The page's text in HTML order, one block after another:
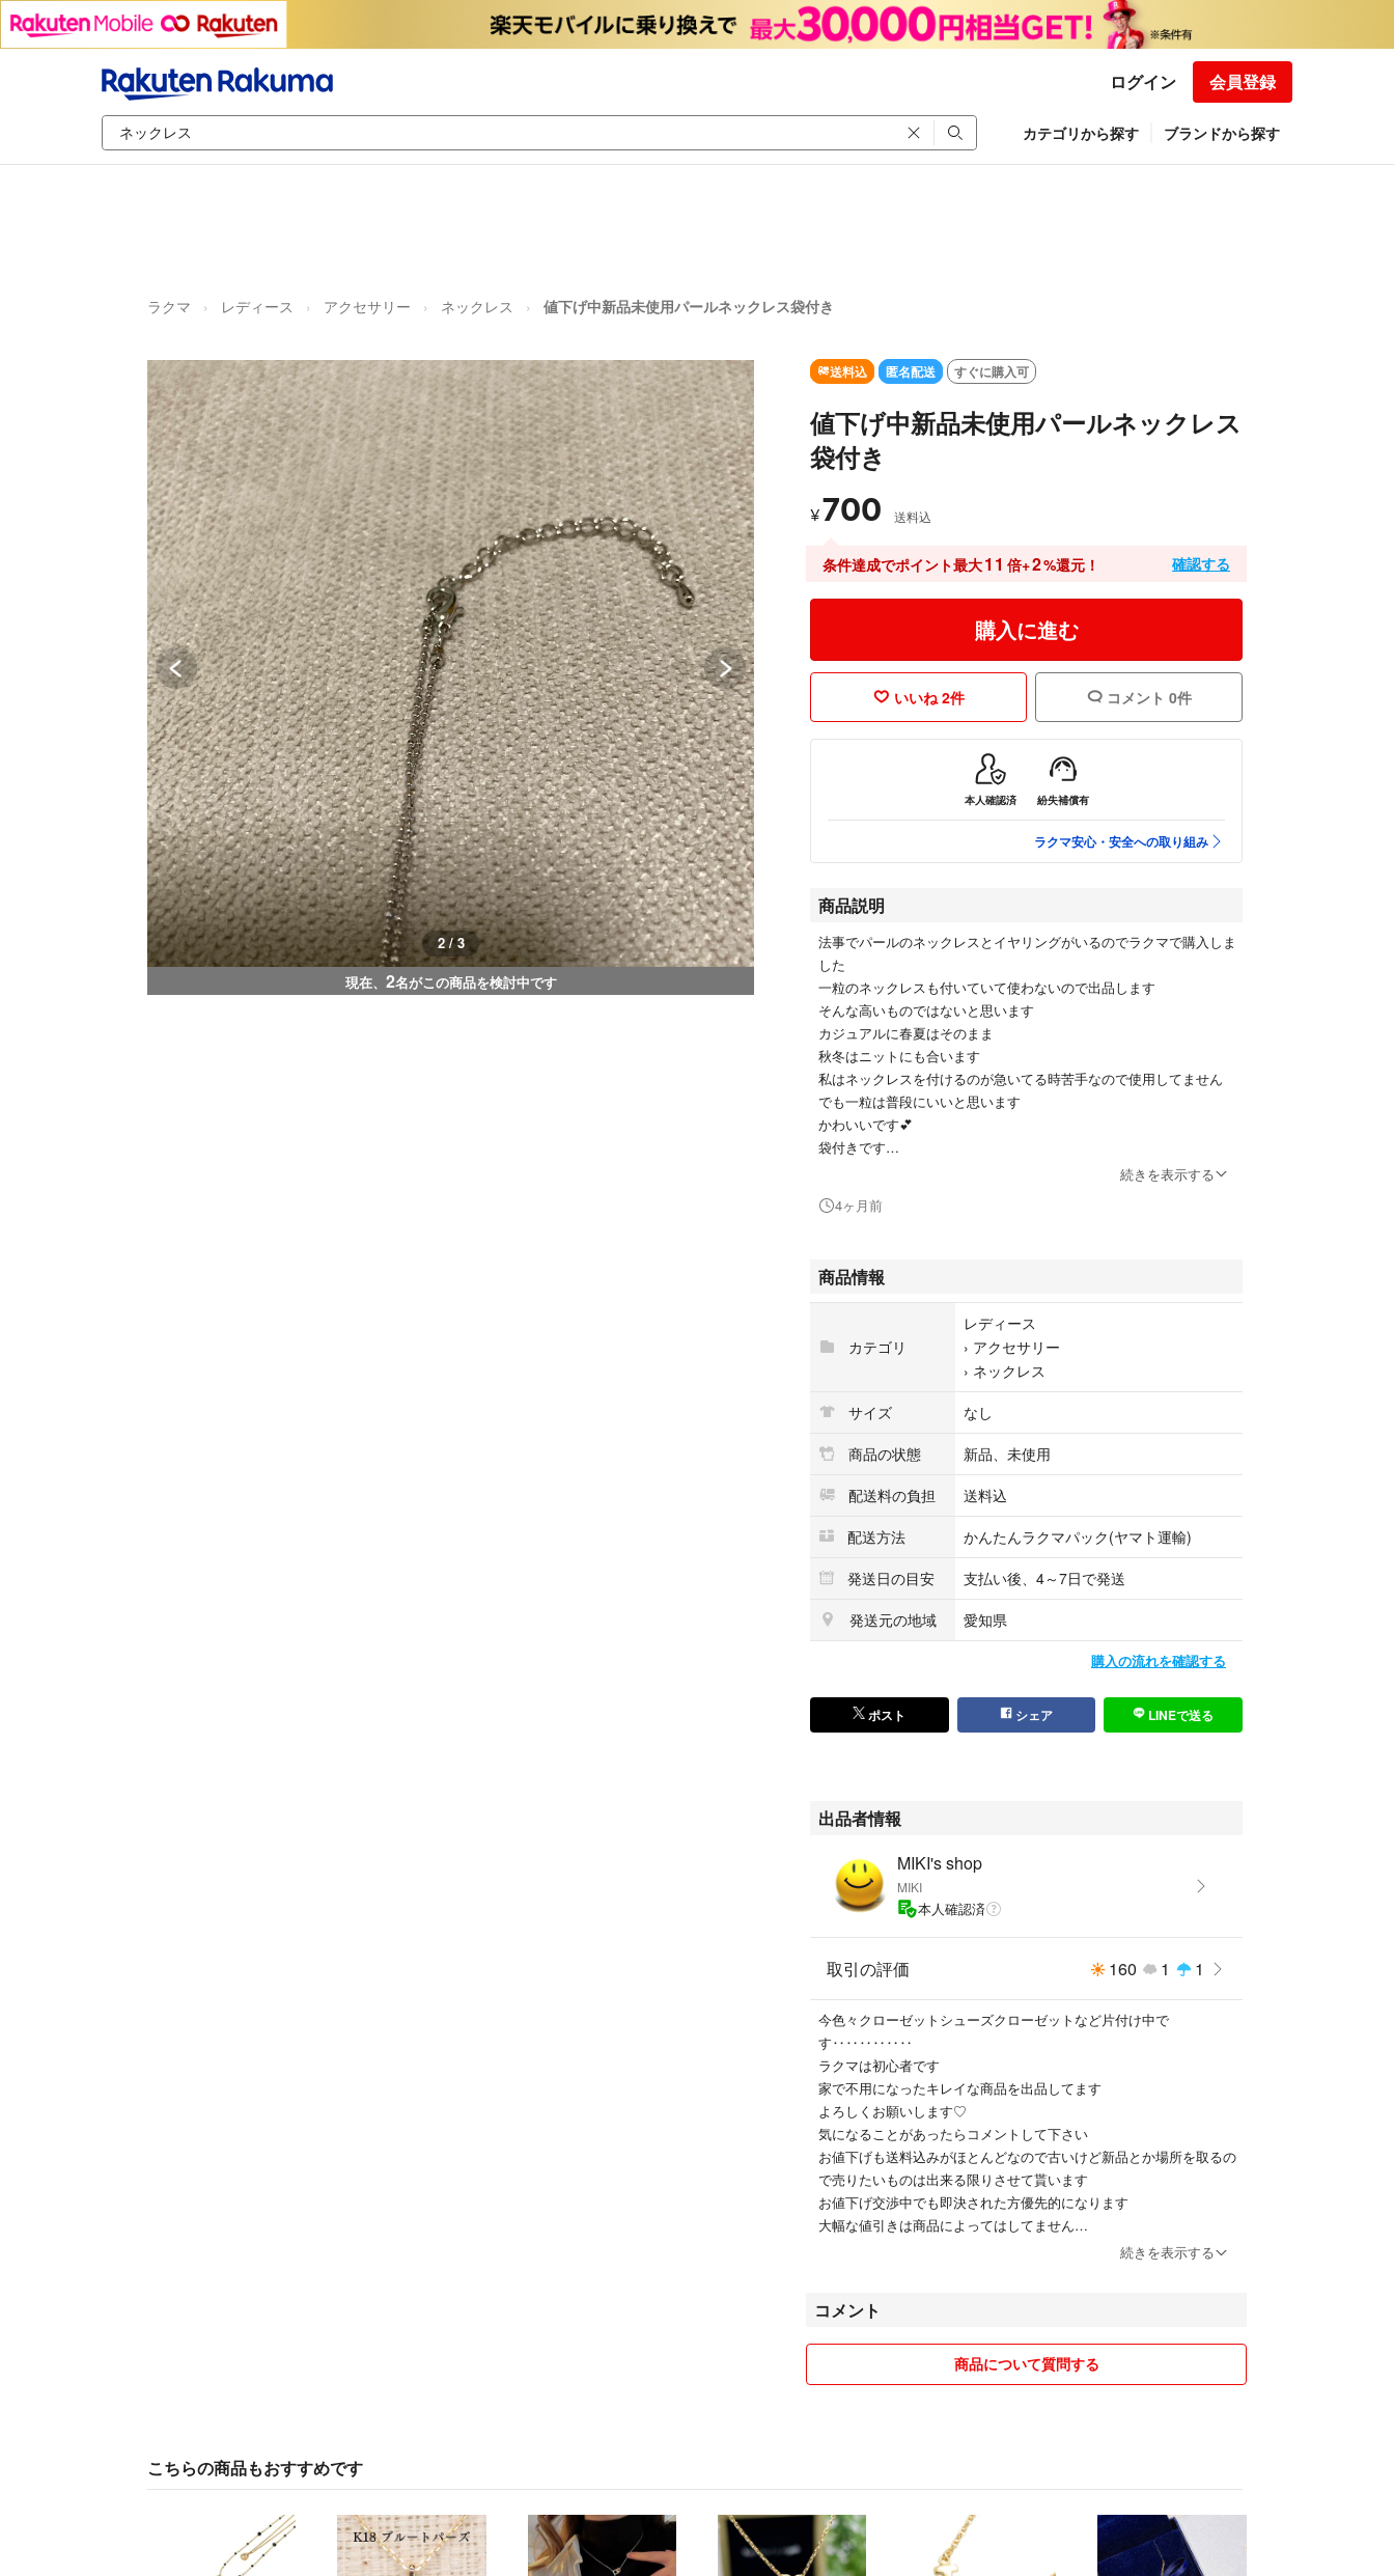
ログイン 会員登録
カテゴリから探す ブランドから探す
ラクマ レディース アクセサリー ネックレス 値下げ中新品未使用パールネックレス袋付き
2 / 3
現在、 2名がこの商品を検討中です
送料込 匿名配送 すぐに購入可
値下げ中新品未使用パールネックレス
袋付き
¥700 送料込
条件達成でポイント最大11 倍+2%還元！ 確認する
購入に進む
いいね 2件 コメント 0件
本人確認済 紛失補償有
ラクマ安心・安全への取り組み
商品説明
法事でパールのネックレスとイヤリングがいるのでラクマで購入しま
した
一粒のネックレスも付いていて使わないので出品します
そんな高いものではないと思います
カジュアルに春夏はそのまま
秋冬はニットにも合います
私はネックレスを付けるのが急いてる時苦手なので使用してません
でも一粒は普段にいいと思います
かわいいです💕
袋付きです
続きを表示する
4ヶ月前
商品情報
カテゴリ
レディース
› アクセサリー
› ネックレス
サイズ
なし
商品の状態
新品、未使用
配送料の負担
送料込
配送方法
かんたんラクマパック(ヤマト運輸)
発送日の目安
支払い後、4～7日で発送
発送元の地域
愛知県
購入の流れを確認する
ポスト シェア LINEで送る
出品者情報
MIKI's shop
MIKI
本人確認済
取引の評価 160 1 1
今色々クローゼットシューズクローゼットなど片付け中で
す‥‥‥‥‥‥
ラクマは初心者です
家で不用になったキレイな商品を出品してます
よろしくお願いします♡
気になることがあったらコメントして下さい
お値下げも送料込みがほとんどなので古いけど新品とか場所を取るの
で売りたいものは出来る限りさせて貰います
お値下げ交渉中でも即決された方優先的になります
大幅な値引きは商品によってはしてません
商品のクレームやキャンセルや返品はお断りしています そうならな
梱包もなるべく丁寧に箱があったら使いながら割れ物は箱がない時は
しプチプチで
コンパクトにリサイクルも使うこともあります
気になる方はまたコメントで聞いてください
また気になることがあったらコメントください
なるべく早めにお返事します♡
続きを表示する
コメント
商品について質問する
こちらの商品もおすすめです